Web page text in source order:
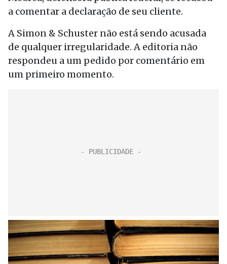
a comentar a declaração de seu cliente.
A Simon & Schuster não está sendo acusada
de qualquer irregularidade. A editoria não
respondeu a um pedido por comentário em
um primeiro momento.